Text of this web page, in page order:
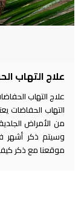
علاج التهاب
علاج التهاب
التهاب الحفاضات
من الأمراض
وسيتم ذكر أشهر
موقعنا مع ذكر